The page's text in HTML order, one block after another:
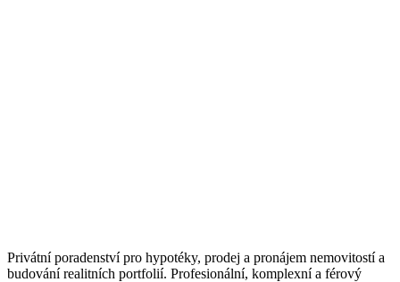
Privátní poradenství pro hypotéky, prodej a pronájem nemovitostí a
budování realitních portfolií. Profesionální, komplexní a férový